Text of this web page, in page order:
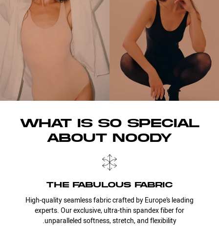
WHAT IS SO SPECIAL
ABOUT NOODY
the fabulous fabric
High-quality seamless fabric crafted by Europe’s leading
experts. Our exclusive, ultra-thin spandex fiber for
unparalleled softness, stretch, and flexibility.